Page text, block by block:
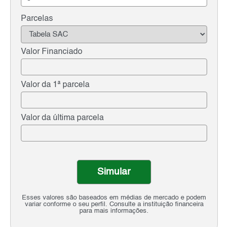
Parcelas
Valor Financiado
Valor da 1ª parcela
Valor da última parcela
Esses valores são baseados em médias de mercado e podem
variar conforme o seu perfil. Consulte a instituição financeira
para mais informações.
Simular